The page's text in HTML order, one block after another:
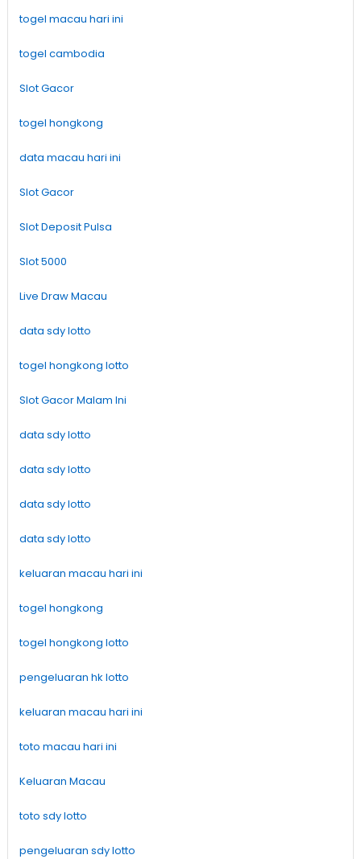
togel macau hari ini
togel cambodia
Slot Gacor
togel hongkong
data macau hari ini
Slot Gacor
Slot Deposit Pulsa
Slot 5000
Live Draw Macau
data sdy lotto
togel hongkong lotto
Slot Gacor Malam Ini
data sdy lotto
data sdy lotto
data sdy lotto
data sdy lotto
keluaran macau hari ini
togel hongkong
togel hongkong lotto
pengeluaran hk lotto
keluaran macau hari ini
toto macau hari ini
Keluaran Macau
toto sdy lotto
pengeluaran sdy lotto